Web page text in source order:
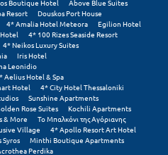
Boutique Hotel
Above Blue Suites
Resort
Douskos Port House
4* Amalia Hotel Meteora
Egilion Hotel
4* 100 Rizes Seaside Resort
4* Neikos Luxury Suites
Iris Hotel
Leonidio
Aelius Hotel & Spa
Hotel
4* City Hotel Thessaloniki
Sunshine Apartments
Rose Suites
Kochili Apartments
& More
Το Μπαλκόνι της Αγόριανης
Village
4* Apollo Resort Art Hotel
Syros
Minthi Boutique Apartments
Perdika